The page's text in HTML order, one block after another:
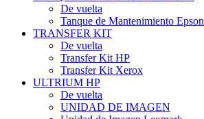
De vuelta
Tanque de Mantenimiento Epson
TRANSFER KIT
De vuelta
Transfer Kit HP
Transfer Kit Xerox
ULTRIUM HP
De vuelta
UNIDAD DE IMAGEN